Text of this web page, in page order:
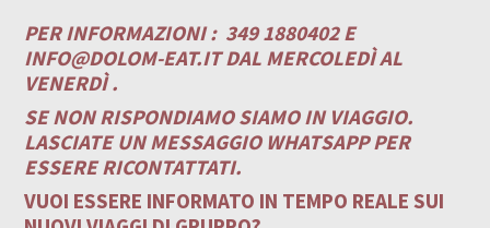
PER INFORMAZIONI : 349 1880402 E
INFO@DOLOM-EAT.ITDAL MERCOLEDÌ AL
VENERDÌ .
SE NON RISPONDIAMO SIAMO IN VIAGGIO.
LASCIATE UN MESSAGGIO WHATSAPP PER
ESSERE RICONTATTATI.
VUOI ESSERE INFORMATO IN TEMPO REALE SUI